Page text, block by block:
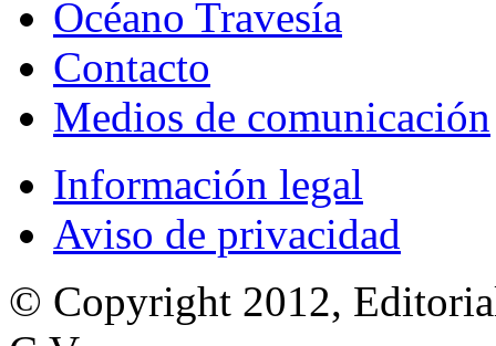
Océano Travesía
Contacto
Medios de comunicación
Información legal
Aviso de privacidad
© Copyright 2012,